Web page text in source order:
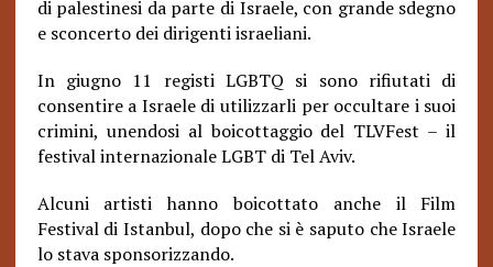
di palestinesi da parte di Israele, con grande sdegno
e sconcerto dei dirigenti israeliani.
In giugno 11 registi LGBTQ si sono rifiutati di
consentire a Israele di utilizzarli per occultare i suoi
crimini, unendosi al boicottaggio del TLVFest – il
festival internazionale LGBT di Tel Aviv.
Alcuni artisti hanno boicottato anche il Film
Festival di Istanbul, dopo che si è saputo che Israele
lo stava sponsorizzando.